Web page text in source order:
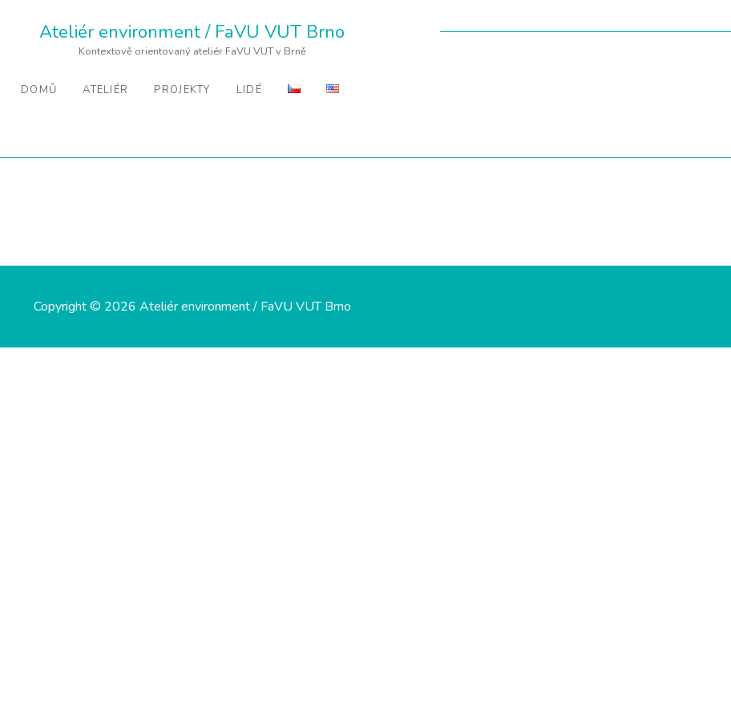
Ateliér environment / FaVU VUT Brno
Kontextově orientovaný ateliér FaVU VUT v Brně
DOMŮ ATELIÉR PROJEKTY LIDÉ
Copyright © 2026 Ateliér environment / FaVU VUT Brno